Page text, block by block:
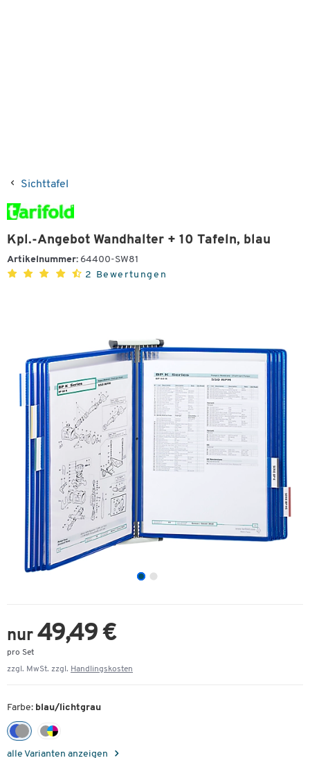
Sichttafel
Kpl.-Angebot Wandhalter + 10 Tafeln, blau
Artikelnummer: 64400-SW81
2 Bewertungen
nur 49,49 €
pro Set
zzgl. MwSt. zzgl. Handlingskosten
Farbe: blau/lichtgrau
alle Varianten anzeigen